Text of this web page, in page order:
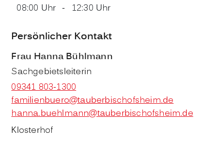
08:00 Uhr - 12:30 Uhr
Persönlicher Kontakt
Frau Hanna Bühlmann
Sachgebietsleiterin
09341 803-1300
familienbuero@tauberbischofsheim.de
hanna.buehlmann@tauberbischofsheim.de
Klosterhof